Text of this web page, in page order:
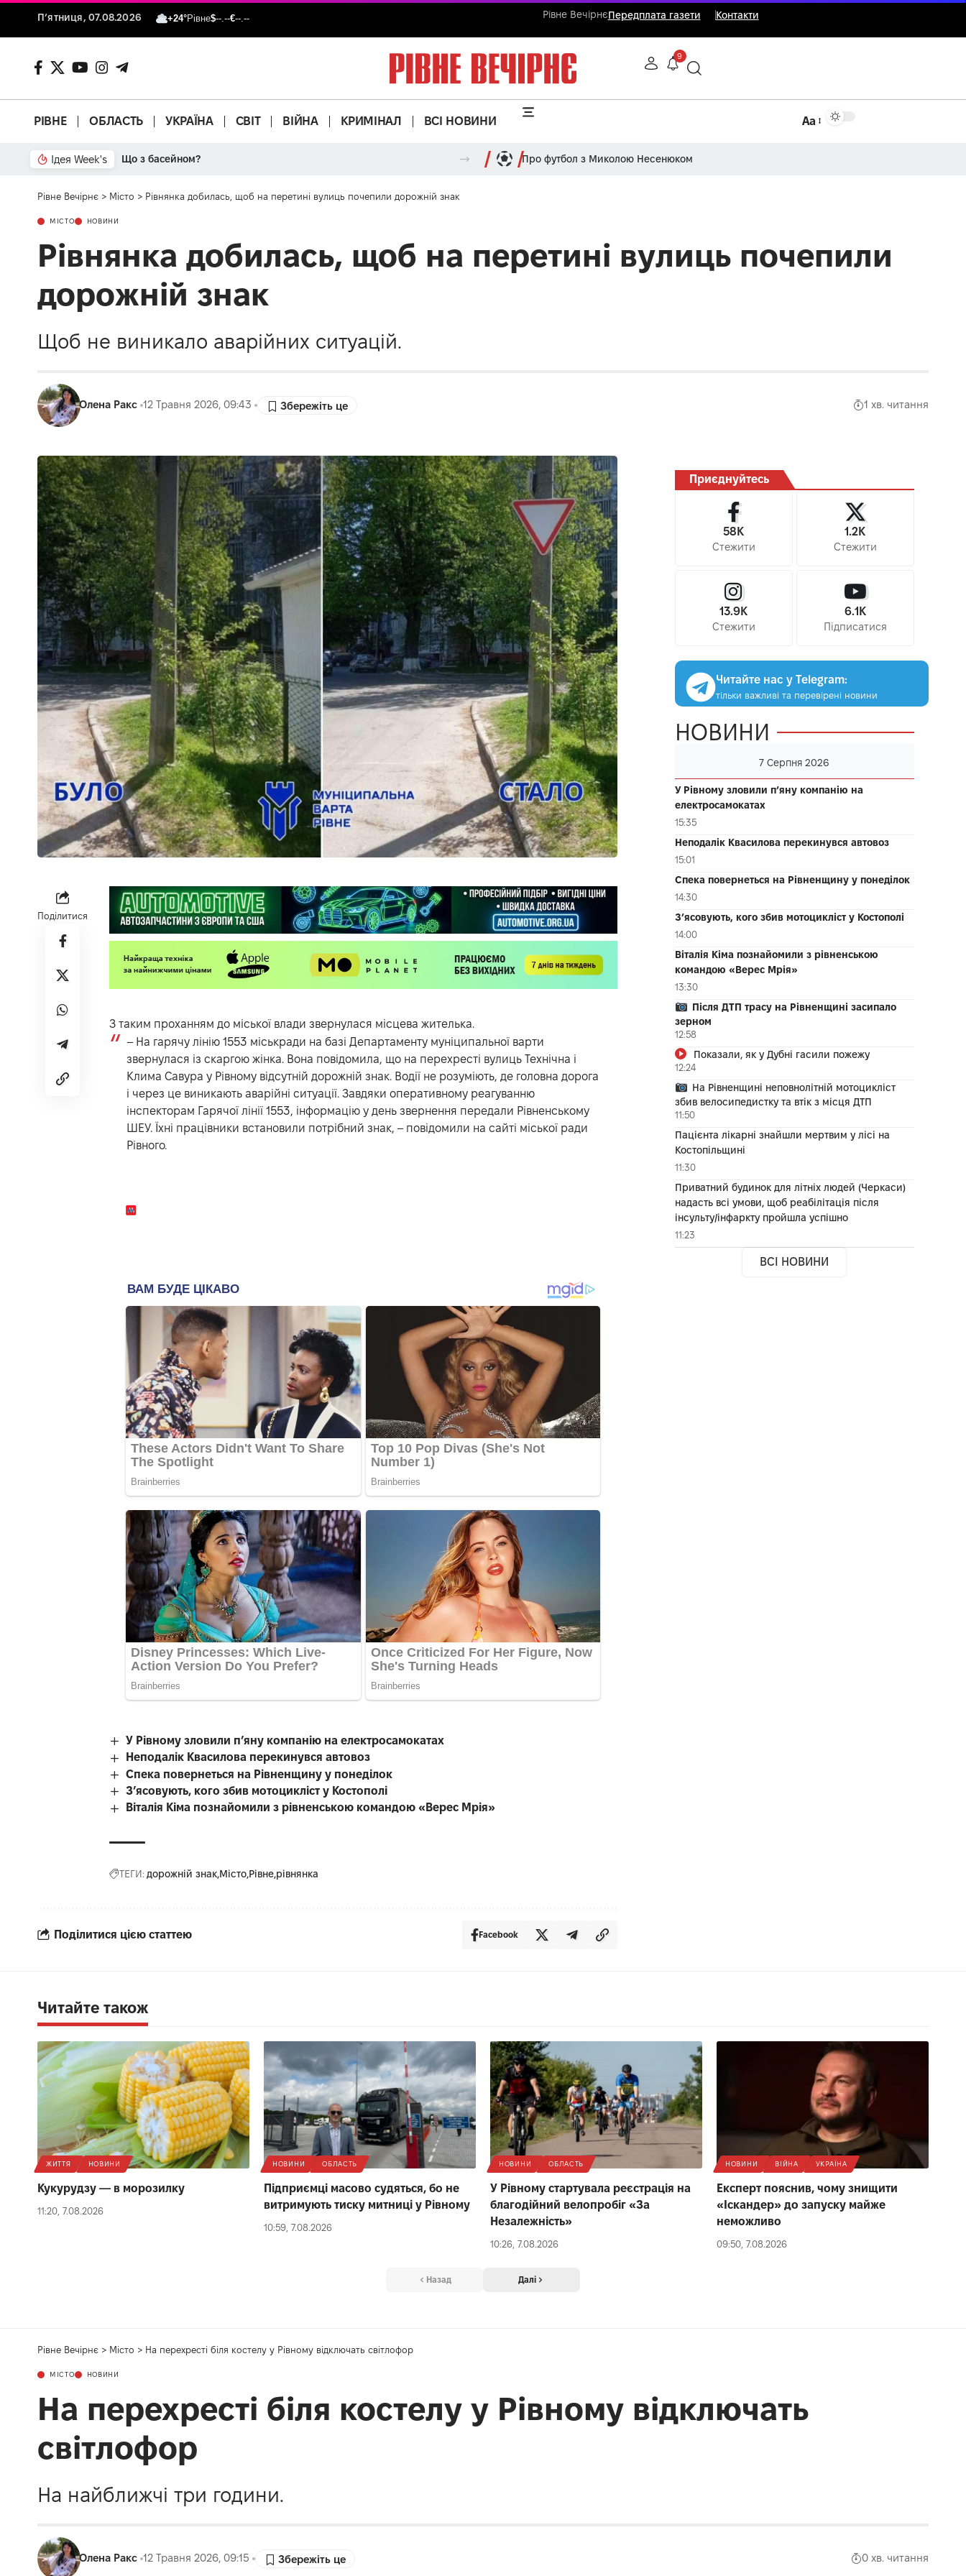
П’ятниця, 07.08.2026 +24°Рівне$--.--€--.-- Рівне ВечірнєПередплата газети Контакти
9
РІВНЕ ОБЛАСТЬ УКРАЇНА СВІТ ВІЙНА КРИМІНАЛ ВСІ НОВИНИ Аа
Ідея Week's Що з басейном? Про футбол з Миколою Несенюком
Рівне Вечірнє > Місто > Рівнянка добилась, щоб на перетині вулиць почепили дорожній знак
МІСТО НОВИНИ
Рівнянка добилась, щоб на перетині вулиць почепили
дорожній знак
Щоб не виникало аварійних ситуацій.
Олена Ракс 12 Травня 2026, 09:43 1 хв. читання
Поділитися
З таким проханням до міської влади звернулася місцева жителька.
– На гарячу лінію 1553 міськради на базі Департаменту муніципальної варти
звернулася із скаргою жінка. Вона повідомила, що на перехресті вулиць Технічна і
Клима Савура у Рівному відсутній дорожній знак. Водії не розуміють, де головна дорога
і через це виникають аварійні ситуації. Завдяки оперативному реагуванню
інспекторам Гарячої лінії 1553, інформацію у день звернення передали Рівненському
ШЕУ. Їхні працівники встановили потрібний знак, – повідомили на сайті міської ради
Рівного.
У Рівному зловили п’яну компанію на електросамокатах
Неподалік Квасилова перекинувся автовоз
Спека повернеться на Рівненщину у понеділок
З’ясовують, кого збив мотоцикліст у Костополі
Віталія Кіма познайомили з рівненською командою «Верес Мрія»
ТЕГИ: дорожній знак Місто Рівне рівнянка
Поділитися цією статтею Facebook
Приєднуйтесь
58K
Стежити
1.2K
Стежити
13.9K
Стежити
6.1K
Підписатися
Читайте нас у Telegram:
тільки важливі та перевірені новини
НОВИНИ
7 Серпня 2026
У Рівному зловили п’яну компанію на
електросамокатах
15:35
Неподалік Квасилова перекинувся автовоз
15:01
Спека повернеться на Рівненщину у понеділок
14:30
З’ясовують, кого збив мотоцикліст у Костополі
14:00
Віталія Кіма познайомили з рівненською
командою «Верес Мрія»
13:30
Після ДТП трасу на Рівненщині засипало
зерном
12:58
Показали, як у Дубні гасили пожежу
12:24
На Рівненщині неповнолітній мотоцикліст
збив велосипедистку та втік з місця ДТП
11:50
Пацієнта лікарні знайшли мертвим у лісі на
Костопільщині
11:30
Приватний будинок для літніх людей (Черкаси)
надасть всі умови, щоб реабілітація після
інсульту/інфаркту пройшла успішно
11:23
ВСІ НОВИНИ
Читайте також
ЖИТТЯ НОВИНИ
Кукурудзу — в морозилку
11:20, 7.08.2026
НОВИНИ ОБЛАСТЬ
Підприємці масово судяться, бо не
витримують тиску митниці у Рівному
10:59, 7.08.2026
НОВИНИ ОБЛАСТЬ
У Рівному стартувала реєстрація на
благодійний велопробіг «За
Незалежність»
10:26, 7.08.2026
НОВИНИ ВІЙНА УКРАЇНА
Експерт пояснив, чому знищити
«Іскандер» до запуску майже
неможливо
09:50, 7.08.2026
Назад Далі
Рівне Вечірнє > Місто > На перехресті біля костелу у Рівному відключать світлофор
МІСТО НОВИНИ
На перехресті біля костелу у Рівному відключать
світлофор
На найближчі три години.
Олена Ракс 12 Травня 2026, 09:15 0 хв. читання